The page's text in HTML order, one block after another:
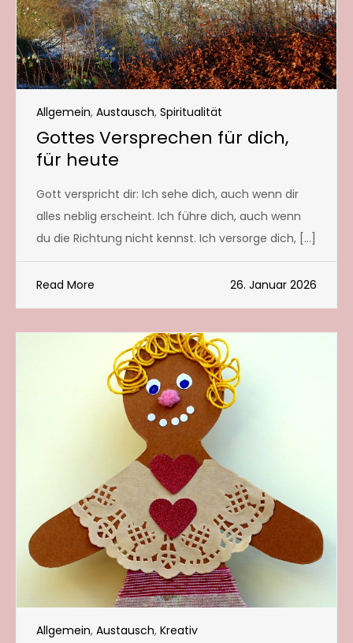
Allgemein, Austausch, Spiritualität
Gottes Versprechen für dich,
für heute
Gott verspricht dir: Ich sehe dich, auch wenn dir
alles neblig erscheint. Ich führe dich, auch wenn
du die Richtung nicht kennst. Ich versorge dich, […]
Read More 26. Januar 2026
Allgemein, Austausch, Kreativ